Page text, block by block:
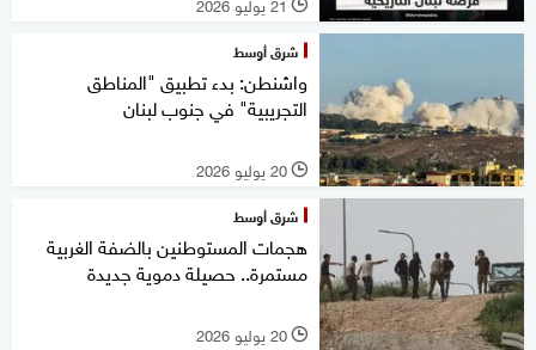
l
شرق أوسط
واشنطن: بدء تطبيق "المناطق
التجريبية" في جنوب لبنان
l 20 يوليو 2026
شرق أوسط
هجمات المستوطنين بالضفة الغربية
مستمرة.. حصيلة دموية جديدة
l 20 يوليو 2026